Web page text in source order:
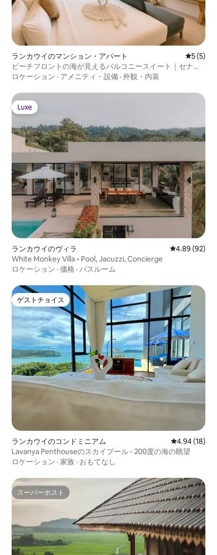
ランカウイのマンション・アパート レビュー
5 (5)
ビーチフロントの海が見えるバルコニースイート｜セナン
ビーチ
ロケーション · アメニティ・設備 · 外観・内装
Luxe
Luxe
ランカウイのヴィラ レビュー92
4.89 (92)
White Monkey Villa • Pool, Jacuzzi, Concierge
ロケーション · 価格 · バスルーム
ゲストチョイス
ゲストチョイス
ランカウイのコンドミニアム レビュー18
4.94 (18)
Lavanya Penthouseのスカイプール - 200度の海の眺望
ロケーション · 家族 · おもてなし
スーパーホスト
スーパーホスト